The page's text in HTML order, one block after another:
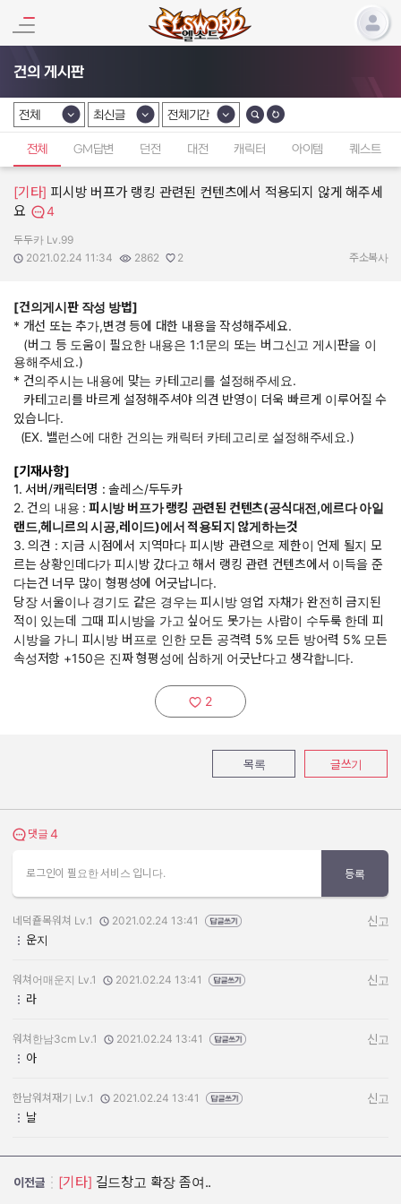
건의 게시판
카테고리 선택
전체
카테고리 선택
최신글
카테고리 선택
전체기간
전체 GM답변 던전 대전 캐릭터 아이템 퀘스트
[기타] 피시방 버프가 랭킹 관련된 컨텐츠에서 적용되지 않게 해주세
요
4
작성자:
두두카 Lv.99
작성일:
2021.02.24 11:34
조회수:
2862
추천수:
2 주소복사
[건의게시판 작성 방법]
* 개선 또는 추가,변경 등에 대한 내용을 작성해주세요.
(버그 등 도움이 필요한 내용은 1:1문의 또는 버그신고 게시판을 이
용해주세요.)
* 건의주시는 내용에 맞는 카테고리를 설정해주세요.
카테고리를 바르게 설정해주셔야 의견 반영이 더욱 빠르게 이루어질 수
있습니다.
(EX. 밸런스에 대한 건의는 캐릭터 카테고리로 설정해주세요.)
[기재사항]
1. 서버/캐릭터명 : 솔레스/두두카
2. 건의 내용 : 피시방 버프가 랭킹 관련된 컨텐츠(공식대전,에르다 아일
랜드,헤니르의 시공,레이드)에서 적용되지 않게하는것
3. 의견 : 지금 시점에서 지역마다 피시방 관련으로 제한이 언제 될지 모
르는 상황인데다가 피시방 갔다고 해서 랭킹 관련 컨텐츠에서 이득을 준
다는건 너무 많이 형평성에 어긋납니다.
당장 서울이나 경기도 같은 경우는 피시방 영업 자채가 완전히 금지된
적이 있는데 그때 피시방을 가고 싶어도 못가는 사람이 수두룩 한데 피
시방을 가니 피시방 버프로 인한 모든 공격력 5% 모든 방어력 5% 모든
속성저항 +150은 진짜 형평성에 심하게 어긋난다고 생각합니다.
추천하기:
2
목록 글쓰기
댓글 보기
댓글 4
로그인이 필요한 서비스 입니다. 등록
작성자:
네덕죹목워쳐 Lv.1
작성일:
2021.02.24 13:41
신고
운지
작성자:
워쳐어매운지 Lv.1
작성일:
2021.02.24 13:41
신고
라
작성자:
워쳐한남3cm Lv.1
작성일:
2021.02.24 13:41
신고
아
작성자:
한남워쳐재기 Lv.1
작성일:
2021.02.24 13:41
신고
날
이전글 [기타] 길드창고 확장 좀여..